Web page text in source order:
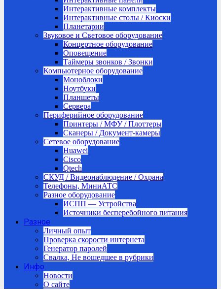
Интерактивные комплекты
Интерактивные столы / Киоски
Планетарии
Звуковое и Световое оборудование
Концертное оборудование
Оповещение
Таймеры звонков / Звонки
Компьютерное оборудование
Моноблоки
Ноутбуки
Планшеты
Сервера
Периферийное оборудование
Принтеры / МФУ / Плоттеры
Сканеры / Документ-камеры
Сетевое оборудование
Huawei
Cisco
Qtech
СКУД / Видеонаблюдение / Охрана
Телефоны, МиниАТС
Разное оборудование
ИСПП — Устройства
Источники бесперебойного питания
Разное
Личный опыт
Проверка скорости интернета
Генератор паролей
Свалка, Не вошедшее в рубрики
Инфо
Новости
О сайте